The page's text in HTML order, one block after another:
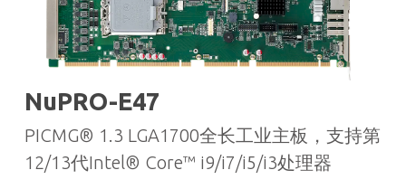
NuPRO-E47
PICMG® 1.3 LGA1700全长工业主板，支持第
12/13代Intel® Core™ i9/i7/i5/i3处理器